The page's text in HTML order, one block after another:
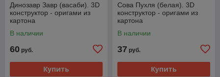
Динозавр Завр (васаби). 3D
конструктор - оригами из
картона
В наличии
60 руб.
Купить
Сова Пухля (белая). 3D
конструктор - оригами из
картона
В наличии
37 руб.
Купить